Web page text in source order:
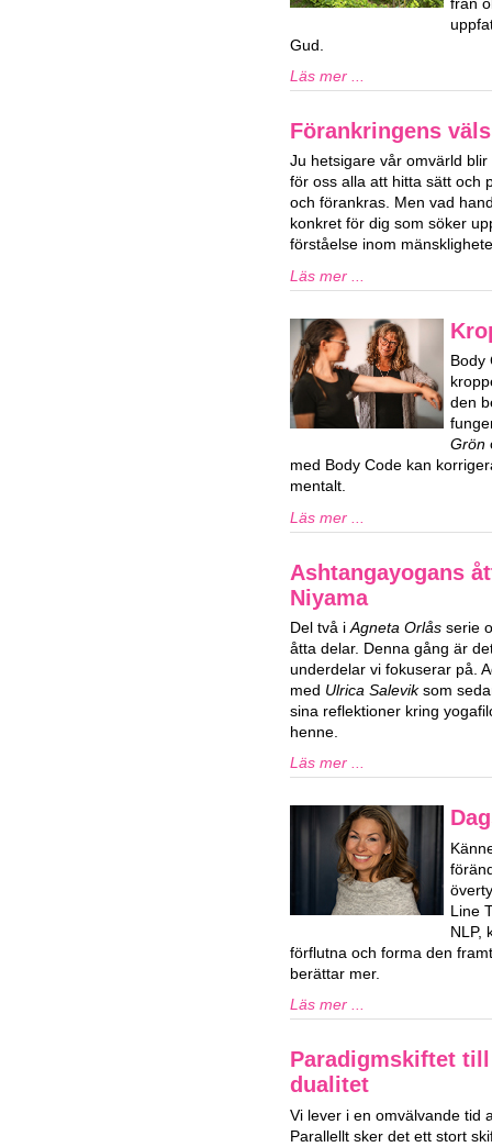
från
Gud.
Läs mer ...
Förankringens
Ju hetsigare vår omvärld
för oss alla att hitta sätt och
och förankras. Men vad
konkret för dig som söker
förståelse inom
Läs mer ...
Body
den
Grön
med Body Code kan
mentalt.
Läs mer ...
Ashtangayogans
Niyama
Del två iAgneta Orlås serie
åtta delar. Denna gång är
underdelar vi fokuserar på.
med Ulrica Saleviksom
sina reflektioner kring
henne.
Läs mer ...
Line
NLP,
förflutna och forma den
berättar mer.
Läs mer ...
Paradigmskiftet
dualitet
Vi lever i en omvälvande tid
Parallellt sker det ett stort